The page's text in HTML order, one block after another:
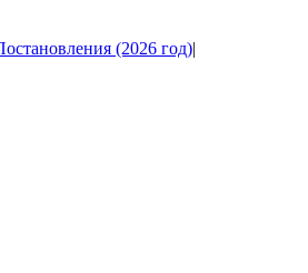
(2026 год)|